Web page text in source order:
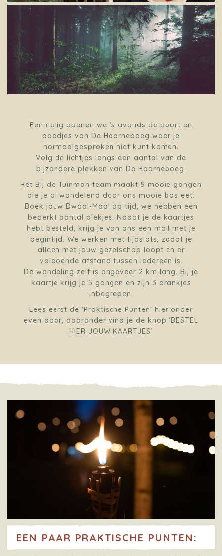
Eenmalig openen we ’s avonds de poort en
paadjes van De Hoorneboeg waar je
normaalgesproken niet kunt komen.
Volg de lichtjes langs een aantal van de
bijzondere plekken van De Hoorneboeg.
Het Bij de Tuinman team maakt 5 mooie gangen
die je al wandelend door ons mooie bos eet.
Boek jouw Dwaal-Maal op tijd, we hebben een
beperkt aantal plekjes. Nadat je de kaartjes
hebt besteld, krijg je van ons een mail met je
begintijd. We werken met tijdslots, zodat je
alleen met jouw gezelschap loopt en er
voldoende afstand tussen iedereen is.
De wandeling zelf is ongeveer 2 km lang. Bij je
kaartje krijg je 5 gangen en zijn 3 drankjes
inbegrepen.
Lees eerst de ‘Praktische Punten’ hier onder
even door, daaronder vind je de knop ‘BESTEL
HIER JOUW KAARTJES’
EEN PAAR PRAKTISCHE PUNTEN: